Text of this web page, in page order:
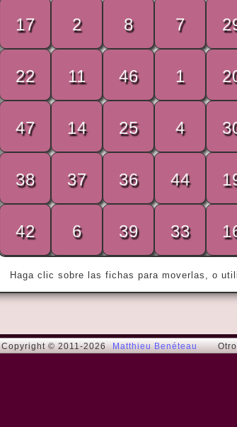
Haga clic sobre las fichas para moverlas, o
« By doing no matter
no matter who. »
17 2 8 7
22 11 46 1
47 14 25 4
38 37 36 44
42 6 39 33
Copyright © 2011-2026 Matthieu Benéteau